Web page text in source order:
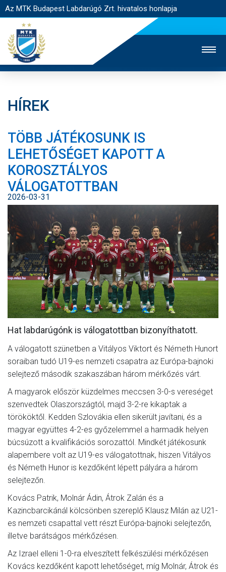
Az MTK Budapest Labdarúgó Zrt. hivatalos honlapja
JEGYÉRTÉKESÍTÉS
WEBSHOP
EGYESÜLET
KAPCSOLAT
NYITÓLAP
HÍREK
CSAPATOK
MÉRKŐZÉSEK
KLUB
GALÉRIA
SZURKOLÓI ÉLMÉNYEK
HÍREK
TÖBB JÁTÉKOSUNK IS
LEHETŐSÉGET KAPOTT A
KOROSZTÁLYOS
VÁLOGATOTTBAN
2026-03-31
Hat labdarúgónk is válogatottban bizonyíthatott.
A válogatott szünetben a Vitályos Viktort és Németh Hunort
soraiban tudó U19-es nemzeti csapatra az Európa-bajnoki
selejtező második szakaszában három mérkőzés várt.
A magyarok először küzdelmes meccsen 3-0-s vereséget
szenvedtek Olaszországtól, majd 3-2-re kikaptak a
törököktől. Kedden Szlovákia ellen sikerült javítani, és a
magyar együttes 4-2-es győzelemmel a harmadik helyen
búcsúzott a kvalifikációs sorozattól. Mindkét játékosunk
alapembere volt az U19-es válogatottnak, hiszen Vitályos
és Németh Hunor is kezdőként lépett pályára a három
selejtezőn.
Kovács Patrik, Molnár Ádin, Átrok Zalán és a
Kazincbarcikánál kölcsönben szereplő Klausz Milán az U21-
es nemzeti csapattal vett részt Európa-bajnoki selejtezőn,
illetve barátságos mérkőzésen.
Az Izrael elleni 1-0-ra elveszített felkészülési mérkőzésen
Kovács kezdőként kapott lehetőséget, míg Molnár, Átrok és